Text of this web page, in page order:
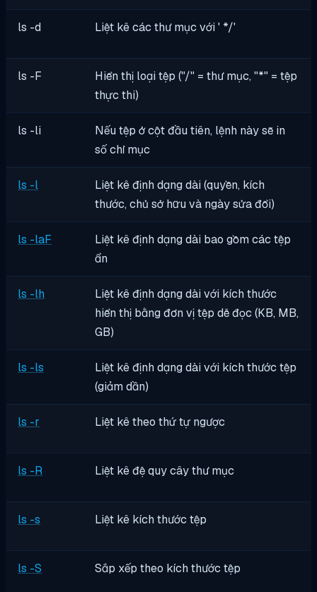
ls -d Liệt kê các thư mục với ' */'
ls -F
Hiển thị loại tệp ("/" = thư mục, "*" = tệp
thực thi)
ls -li
Nếu tệp ở cột đầu tiên, lệnh này sẽ in
số chỉ mục
ls -l
Liệt kê định dạng dài (quyền, kích
thước, chủ sở hữu và ngày sửa đổi)
ls -laF
Liệt kê định dạng dài bao gồm các tệp
ẩn
ls -lh
Liệt kê định dạng dài với kích thước
hiển thị bằng đơn vị tệp dễ đọc (KB, MB,
GB)
ls -ls
Liệt kê định dạng dài với kích thước tệp
(giảm dần)
ls -r Liệt kê theo thứ tự ngược
ls -R Liệt kê đệ quy cây thư mục
ls -s Liệt kê kích thước tệp
ls -S Sắp xếp theo kích thước tệp